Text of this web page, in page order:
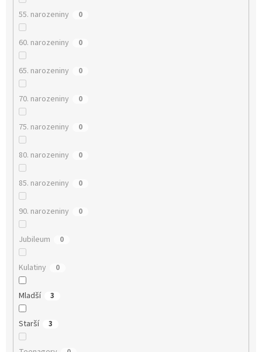
55. narozeniny 0
60. narozeniny 0
65. narozeniny 0
70. narozeniny 0
75. narozeniny 0
80. narozeniny 0
85. narozeniny 0
90. narozeniny 0
Jubileum 0
Kulatiny 0
Mladší 3
Starší 3